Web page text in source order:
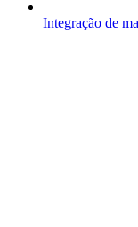
Integração de